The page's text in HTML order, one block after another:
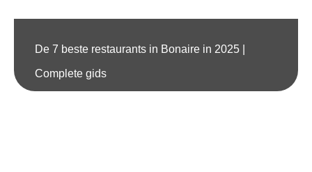
De 7 beste restaurants in Bonaire in 2025 |
Complete gids